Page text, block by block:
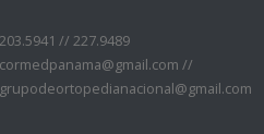
203.5941 // 227.9489
cormedpanama@gmail.com //
grupodeortopedianacional@gmail.com